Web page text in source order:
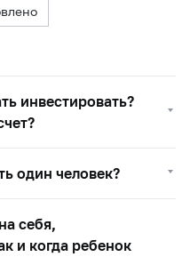
инвестировать?
один человек?
себя,
и когда ребенок